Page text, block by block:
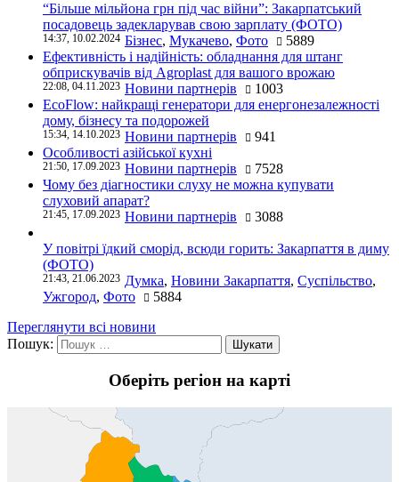
“Більше мільйона грн під час війни”: Закарпатський
посадовець задекларував свою зарплату (ФОТО)
14:37, 10.02.2024 Бізнес, Мукачево, Фото
5889
Ефективність і надійність: обладнання для штанг
обприскувачів від Agroplast для вашого врожаю
22:08, 04.11.2023 Новини партнерів
1003
EcoFlow: найкращі генератори для енергонезалежності
дому, бізнесу та подорожей
15:34, 14.10.2023 Новини партнерів
941
Особливості азійської кухні
21:50, 17.09.2023 Новини партнерів
7528
Чому без діагностики слуху не можна купувати
слуховий апарат?
21:45, 17.09.2023 Новини партнерів 3088
У повітрі їдкий сморід, всюди горить: Закарпаття в диму
(ФОТО)
21:43, 21.06.2023 Думка, Новини Закарпаття, Суспільство,
Ужгород, Фото
5884
Переглянути всі новини
Пошук:
Оберіть регіон на карті